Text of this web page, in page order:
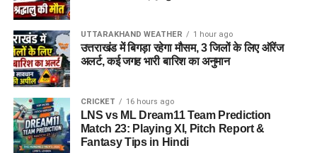
UTTARAKHAND WEATHER 1 hour ago
उत्तराखंड में बिगड़ा रहेगा मौसम, 3 जिलों के लिए ऑरेंज
अलर्ट, कई जगह भारी बारिश का अनुमान
CRICKET 16 hours ago
LNS vs ML Dream11 Team Prediction
Match 23: Playing XI, Pitch Report &
Fantasy Tips in Hindi